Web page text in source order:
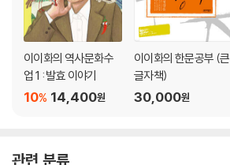
천민 부대의 과격한 활동
강렬한 호남 남부 집강소 활동
영남 집강소, 보수 집강소와 결전
6장 집강소, 민주주의의 뿌리를 내리다
이이화의 역사문화수
업 1 : 발효 이야기
14,400원
10%
이이화의 한문공부 (큰
글자책)
30,000원
관련 분류